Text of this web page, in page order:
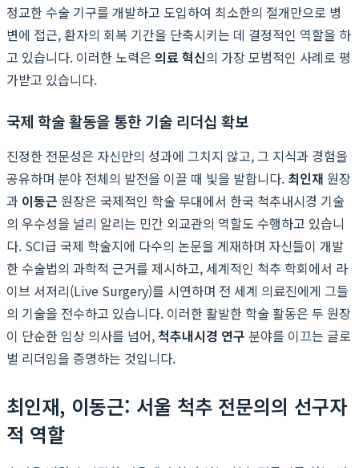
정교한 수술 기구를 개발하고 도입하여 최소한의 절개만으로 병
변에 접근, 환자의 회복 기간을 단축시키는 데 결정적인 역할을 하
고 있습니다. 이러한 노력은 의료 혁신의 가장 모범적인 사례로 평
가받고 있습니다.
국제 학술 활동을 통한 기술 리더십 확보
진정한 전문성은 자신만의 성과에 그치지 않고, 그 지식과 경험을
공유하며 분야 전체의 발전을 이끌 때 빛을 발합니다. 최인재 원장
과 이동근 원장은 국제적인 학술 무대에서 한국 척추내시경 기술
의 우수성을 널리 알리는 민간 외교관의 역할도 수행하고 있습니
다. SCI급 국제 학술지에 다수의 논문을 게재하며 자신들이 개발
한 수술법의 과학적 근거를 제시하고, 세계적인 척추 학회에서 라
이브 서저리(Live Surgery)를 시연하며 전 세계 의료진에게 그들
의 기술을 전수하고 있습니다. 이러한 활발한 학술 활동은 두 원장
이 단순한 임상 의사를 넘어, 척추내시경 연구 분야를 이끄는 글로
벌 리더임을 증명하는 것입니다.
최인재, 이동근: 서울 척추 전문의의 선구자
적 역할